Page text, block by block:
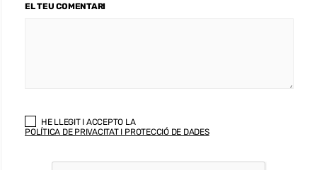
EL TEU COMENTARI
HE LLEGIT I ACCEPTO LA
POLÍTICA DE PRIVACITAT I PROTECCIÓ DE DADES